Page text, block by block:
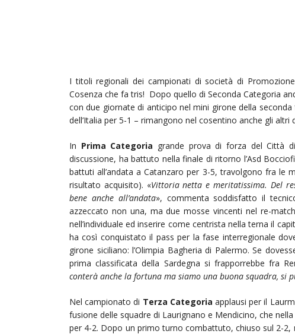
I titoli regionali dei campionati di società di
Cosenza che fa tris! Dopo quello di Seconda Categoria
con due giornate di anticipo nel mini girone della
dell’Italia per 5-1 – rimangono nel cosentino anche gli altri
In Prima Categoria grande prova di forza del Città
discussione, ha battuto nella finale di ritorno l’Asd
battuti all’andata a Catanzaro per 3-5, travolgono fra le
risultato acquisito). «Vittoria netta e meritatissima. Del
bene anche all’andata», commenta soddisfatto il
azzeccato non una, ma due mosse vincenti nel re-
nell’individuale ed inserire come centrista nella terna il
ha così conquistato il pass per la fase interregionale
girone siciliano: l’Olimpia Bagheria di Palermo. Se
prima classificata della Sardegna si frapporrebbe fra
conterà anche la fortuna ma siamo una buona squadra, si
Nel campionato di Terza Categoria applausi per il
fusione delle squadre di Laurignano e Mendicino, che
per 4-2. Dopo un primo turno combattuto, chiuso sul 2-